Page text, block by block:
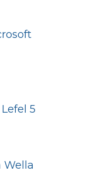
5
Wella